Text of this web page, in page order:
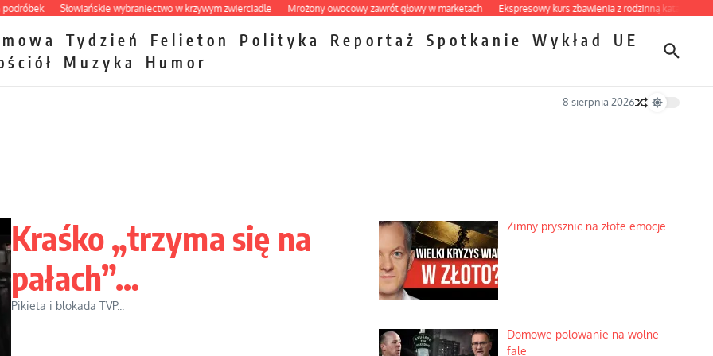
Słowiańskie wybraniectwo w krzywym zwierciadle Mrożony owocowy zawrót głowy w marketach Ekspresowy kurs zbawienia z rodzinną katastrofą
Tydzień Felieton Polityka Reportaż Spotkanie Wykład
UE
Muzyka Humor
8 sierpnia 2026
Kraśko „trzyma się na
pałach”…
Pikieta i blokada TVP...
Zimny prysznic na złote emocje
Domowe polowanie na wolne
fale